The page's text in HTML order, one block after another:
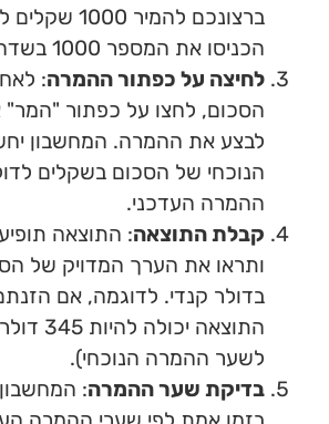
ברצונכם להמיר
הכניסו את המספר 1000 בשדה "שקל ישראלי".
לחיצה על כפתור ההמרה:
הסכום, לחצו על כפתור "המר"
לבצע את ההמרה. המחשבון
הנוכחי של הסכום בשקלים
ההמרה העדכני.
קבלת התוצאה: התוצאה
ותראו את הערך המדויק של
התוצאה
לשער ההמרה הנוכחי).
בדיקת שער ההמרה: